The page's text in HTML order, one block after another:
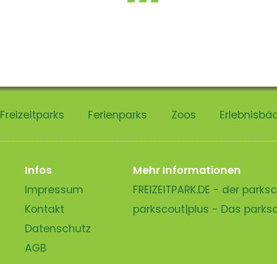
Freizeitparks Ferienparks Zoos
Infos
Impressum
Kontakt
Datenschutz
AGB
Mehr Informationen
FREIZEITPARK.DE - der
parkscout|plus - Das